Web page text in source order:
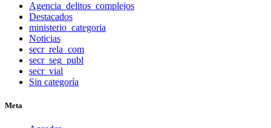
Agencia_delitos_complejos
Destacados
ministerio_categoria
Noticias
secr_rela_com
secr_seg_publ
secr_vial
Sin categoría
Meta